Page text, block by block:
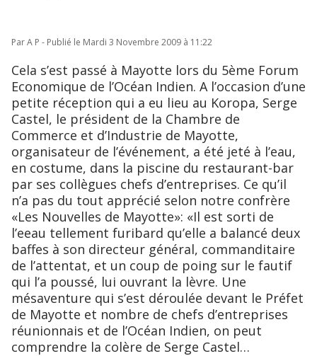
Par A P - Publié le Mardi 3 Novembre 2009 à 11:22
Cela s’est passé à Mayotte lors du 5ème Forum
Economique de l’Océan Indien. A l’occasion d’une
petite réception qui a eu lieu au Koropa, Serge
Castel, le président de la Chambre de
Commerce et d’Industrie de Mayotte,
organisateur de l’événement, a été jeté à l’eau,
en costume, dans la piscine du restaurant-bar
par ses collègues chefs d’entreprises. Ce qu’il
n’a pas du tout apprécié selon notre confrère
«Les Nouvelles de Mayotte»: «Il est sorti de
l’eeau tellement furibard qu’elle a balancé deux
baffes à son directeur général, commanditaire
de l’attentat, et un coup de poing sur le fautif
qui l’a poussé, lui ouvrant la lèvre. Une
mésaventure qui s’est déroulée devant le Préfet
de Mayotte et nombre de chefs d’entreprises
réunionnais et de l’Océan Indien, on peut
comprendre la colère de Serge Castel…